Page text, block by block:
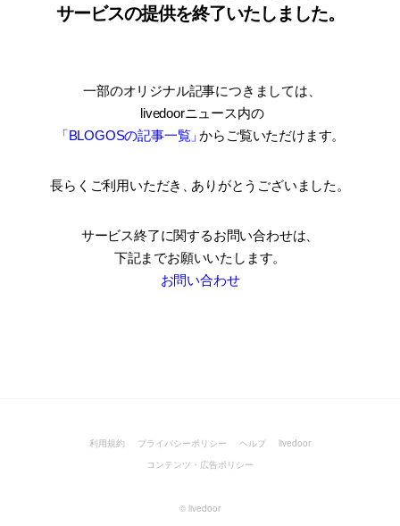
サービスの提供を終了いたしました。
一部のオリジナル記事につきましては
livedoorニュース内の
「BLOGOSの記事一覧」からご覧いただけます。
長らくご利用いただき ありがとうございました。
サービス終了に関するお問い合わせは、
下記までお願いいたします。
お問い合わせ
利用規約 プライバシーポリシー ヘルプ
livedoor
コンテンツ・広告ポリシー
© livedoor